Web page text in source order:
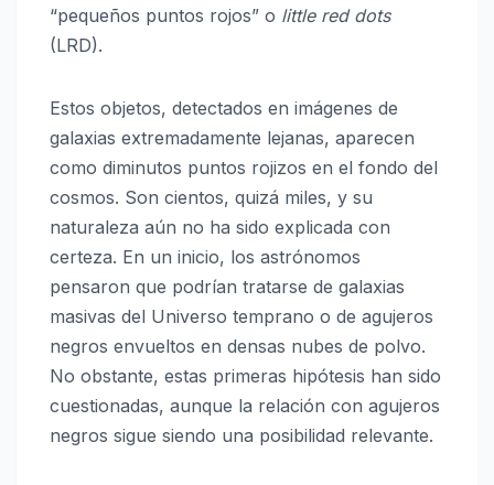
“pequeños puntos rojos” o little red dots
(LRD).
Estos objetos, detectados en imágenes de
galaxias extremadamente lejanas, aparecen
como diminutos puntos rojizos en el fondo del
cosmos. Son cientos, quizá miles, y su
naturaleza aún no ha sido explicada con
certeza. En un inicio, los astrónomos
pensaron que podrían tratarse de galaxias
masivas del Universo temprano o de agujeros
negros envueltos en densas nubes de polvo.
No obstante, estas primeras hipótesis han sido
cuestionadas, aunque la relación con agujeros
negros sigue siendo una posibilidad relevante.